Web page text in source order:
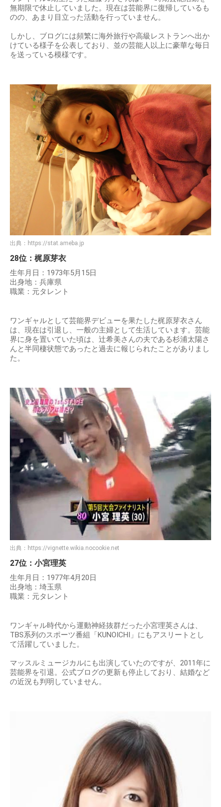
無期限で休止していました。現在は芸能界に復帰しているも
のの、あまり目立った活動を行っていません。
しかし、ブログには頻繁に海外旅行や高級レストランへ出か
けている様子を公表しており、並の芸能人以上に豪華な毎日
を送っている模様です。
出典： https://stat.ameba.jp
28位：梶原芽衣
生年月日：1973年5月15日
出身地：兵庫県
職業：元タレント
ワンギャルとして芸能界デビューを果たした梶原芽衣さん
は、現在は引退し、一般の主婦として生活しています。芸能
界に身を置いていた頃は、辻希美さんの夫である杉浦太陽さ
んと半同棲状態であったと過去に報じられたことがありまし
た。
出典： https://vignette.wikia.nocookie.net
27位：小宮理英
生年月日：1977年4月20日
出身地：埼玉県
職業：元タレント
ワンギャル時代から運動神経抜群だった小宮理英さんは、
TBS系列のスポーツ番組「KUNOICHI」にもアスリートとし
て活躍していました。
マッスルミュージカルにも出演していたのですが、2011年に
芸能界を引退。公式ブログの更新も停止しており、結婚など
の近況も判明していません。